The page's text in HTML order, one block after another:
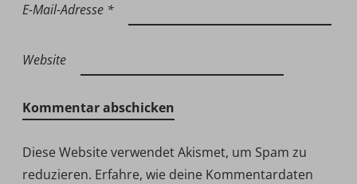
E-Mail-Adresse *
Website
Diese Website verwendet Akismet, um Spam zu
reduzieren. Erfahre, wie deine Kommentardaten